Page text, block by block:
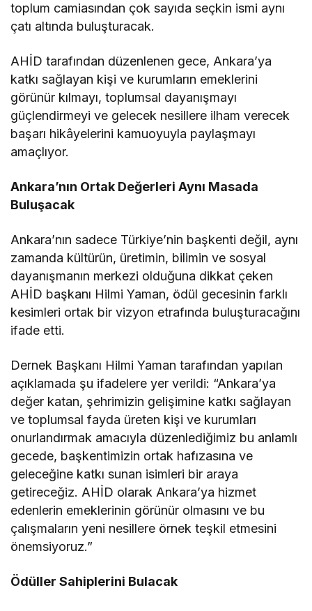
toplum camiasından çok sayıda seçkin ismi aynı
çatı altında buluşturacak.
AHİD tarafından düzenlenen gece, Ankara’ya
katkı sağlayan kişi ve kurumların emeklerini
görünür kılmayı, toplumsal dayanışmayı
güçlendirmeyi ve gelecek nesillere ilham verecek
başarı hikâyelerini kamuoyuyla paylaşmayı
amaçlıyor.
Ankara’nın Ortak Değerleri Aynı Masada
Buluşacak
Ankara’nın sadece Türkiye’nin başkenti değil, aynı
zamanda kültürün, üretimin, bilimin ve sosyal
dayanışmanın merkezi olduğuna dikkat çeken
AHİD başkanı Hilmi Yaman, ödül gecesinin farklı
kesimleri ortak bir vizyon etrafında buluşturacağını
ifade etti.
Dernek Başkanı Hilmi Yaman tarafından yapılan
açıklamada şu ifadelere yer verildi: “Ankara’ya
değer katan, şehrimizin gelişimine katkı sağlayan
ve toplumsal fayda üreten kişi ve kurumları
onurlandırmak amacıyla düzenlediğimiz bu anlamlı
gecede, başkentimizin ortak hafızasına ve
geleceğine katkı sunan isimleri bir araya
getireceğiz. AHİD olarak Ankara’ya hizmet
edenlerin emeklerinin görünür olmasını ve bu
çalışmaların yeni nesillere örnek teşkil etmesini
önemsiyoruz.”
Ödüller Sahiplerini Bulacak